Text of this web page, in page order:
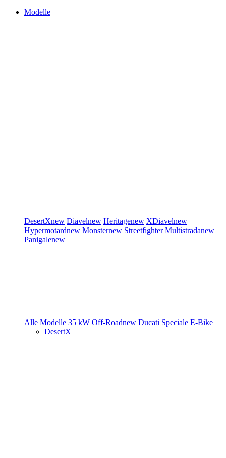
Modelle
DesertXnew Diavelnew Heritagenew XDiavelnew
Hypermotardnew Monsternew StreetfighterMultistradanew
Panigalenew
Alle Modelle 35 kW Off-Roadnew Ducati Speciale E-Bike
DesertX